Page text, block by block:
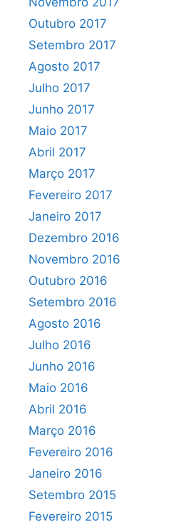
Outubro 2017
Setembro 2017
Agosto 2017
Julho 2017
Junho 2017
Maio 2017
Abril 2017
Março 2017
Fevereiro 2017
Janeiro 2017
Dezembro 2016
Novembro 2016
Outubro 2016
Setembro 2016
Agosto 2016
Julho 2016
Junho 2016
Maio 2016
Abril 2016
Março 2016
Fevereiro 2016
Janeiro 2016
Setembro 2015
Fevereiro 2015